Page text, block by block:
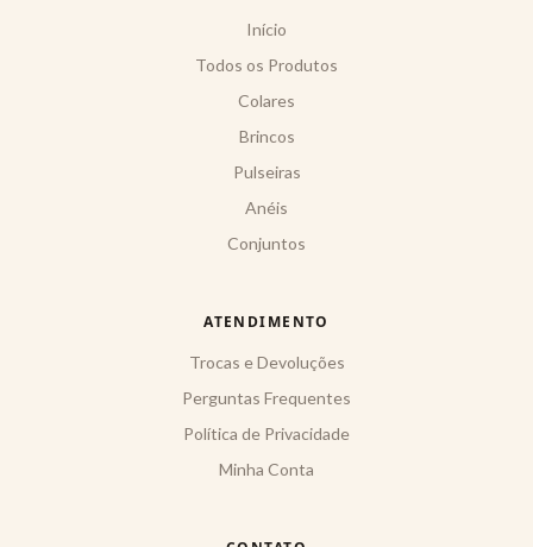
Início
Todos os Produtos
Colares
Brincos
Pulseiras
Anéis
Conjuntos
ATENDIMENTO
Trocas e Devoluções
Perguntas Frequentes
Política de Privacidade
Minha Conta